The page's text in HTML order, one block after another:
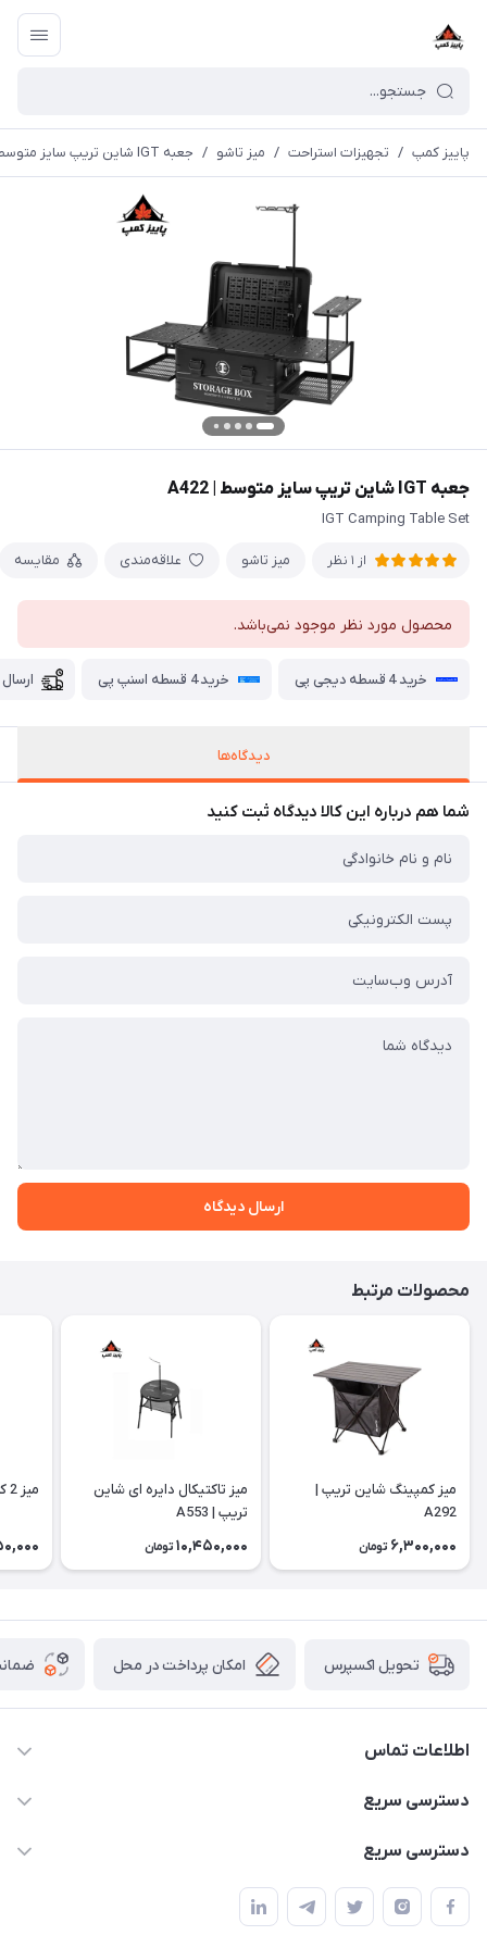
پاییز کمپ / تجهیزات استراحت / میز تاشو / جعبه IGT شاین تریپ سایز متوسط | A422
جعبه IGT شاین تریپ سایز متوسط | A422
IGT Camping Table Set
از 1 نظر میز تاشو علاقه‌مندی مقایسه
محصول مورد نظر موجود نمی‌باشد.
خرید 4 قسطه دیجی پی خرید 4 قسطه اسنپ پی
دیدگاه‌ها
شما هم درباره این کالا دیدگاه ثبت کنید
ارسال دیدگاه
محصولات مرتبط
میز کمپینگ شاین تریپ |
A292
6,300,000 تومان
میز تاکتیکال دایره ای شاین
تریپ | A553
10,450,000 تومان
میز 2 کاره شاین تریپ | A512
تحویل اکسپرس امکان پرداخت در محل
اطلاعات تماس
02166456492 - 09121933405
حتما با هماهنگی قبلی
دسترسی سریع
خرید کیسه خواب
چادر بادی
دسترسی سریع
چادر سرخپوستی
صندلی تاشو